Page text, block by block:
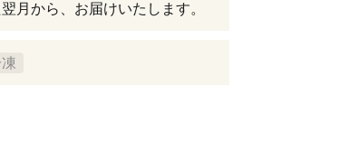
月から、お届けいたします。